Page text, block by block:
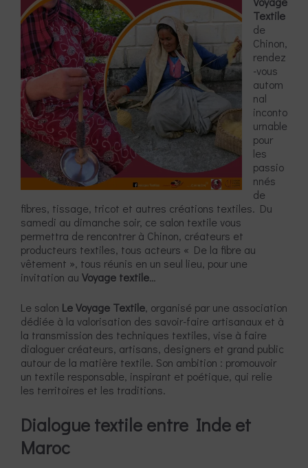
Textile
de
Chinon,
rendez
-vous
autom
nal
inconto
urnable
pour
les
passio
nnés
de
fibres, tissage, tricot et autres créations textiles. Du
samedi au dimanche soir, ce salon textile vous
permettra de rencontrer à Chinon, créateurs et
producteurs textiles, tous acteurs « De la fibre au
vêtement », tous réunis en un seul lieu, pour une
invitation au Voyage textile…
Le salon Le Voyage Textile, organisé par une association
dédiée à la valorisation des savoir-faire artisanaux et à
la transmission des techniques textiles, vise à faire
dialoguer créateurs, artisans, designers et grand public
autour de la matière textile. Son ambition : promouvoir
un textile responsable, inspirant et poétique, qui relie
les territoires et les traditions.
Dialogue textile entre Inde et
Maroc